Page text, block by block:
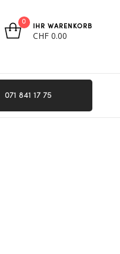
0
IHR WARENKORB
CHF0.00
071 841 17 75